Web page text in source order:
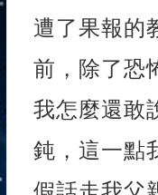
遭了果報的
前，除了恐
我怎麼還敢
鈍，這一點